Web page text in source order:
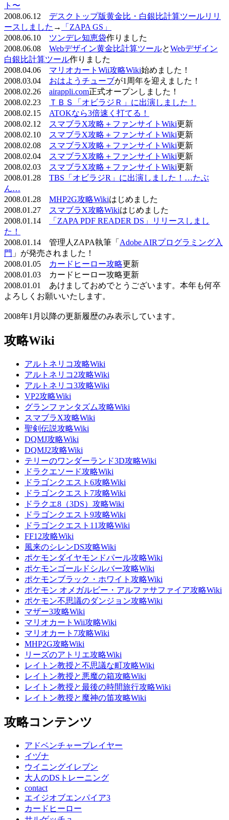
ト〜
2008.06.12 デスクトップ版黄金比・白銀比計算ツールリリ
ースしました →
「ZAPA GS」
2008.06.10 ツンデレ知恵袋作りました
2008.06.08 Webデザイン黄金比計算ツールとWebデザイン
白銀比計算ツール作りました
2008.04.06 マリオカートWii攻略Wiki始めました！
2008.03.04 おはようチューブが1周年を迎えました！
2008.02.26 airappli.com正式オープンしました！
2008.02.23
ＴＢＳ「オビラジＲ」に出演しました！
2008.02.15 ATOKなら3倍速く打てる！
2008.02.12
スマブラX攻略＋ファンサイトWiki更新
2008.02.10
スマブラX攻略＋ファンサイトWiki更新
2008.02.08
スマブラX攻略＋ファンサイトWiki更新
2008.02.04
スマブラX攻略＋ファンサイトWiki更新
2008.02.03
スマブラX攻略＋ファンサイトWiki更新
2008.01.28 TBS「オビラジR」に出演しました！…たぶ
ん…
2008.01.28 MHP2G攻略Wikiはじめました
2008.01.27
スマブラX攻略Wikiはじめました
2008.01.14
「ZAPA PDF READER DS」リリースしまし
た！
2008.01.14 管理人ZAPA執筆「 Adobe AIRプログラミング入
門 」が発売されました！
2008.01.05
カードヒーロー攻略更新
2008.01.03 カードヒーロー攻略更新
2008.01.01 あけましておめでとうございます。本年も何卒
よろしくお願いいたします。
2008年1月以降の更新履歴のみ表示しています。
攻略Wiki
アルトネリコ攻略Wiki
アルトネリコ2攻略Wiki
アルトネリコ3攻略Wiki
VP2攻略Wiki
グランファンタズム攻略Wiki
スマブラX攻略Wiki
聖剣伝説攻略Wiki
DQMJ攻略Wiki
DQMJ2攻略Wiki
テリーのワンダーランド3D攻略Wiki
ドラクエソード攻略Wiki
ドラゴンクエスト6攻略Wiki
ドラゴンクエスト7攻略Wiki
ドラクエ8（3DS）攻略Wiki
ドラゴンクエスト9攻略Wiki
ドラゴンクエスト11攻略Wiki
FF12攻略Wiki
風来のシレンDS攻略Wiki
ポケモンダイヤモンドパール攻略Wiki
ポケモンゴールドシルバー攻略Wiki
ポケモンブラック・ホワイト攻略Wiki
ポケモン オメガルビー・アルファサファイア攻略Wiki
ポケモン不思議のダンジョン攻略Wiki
マザー3攻略Wiki
マリオカートWii攻略Wiki
マリオカート7攻略Wiki
MHP2G攻略Wiki
リーズのアトリエ攻略Wiki
レイトン教授と不思議な町攻略Wiki
レイトン教授と悪魔の箱攻略Wiki
レイトン教授と最後の時間旅行攻略Wiki
レイトン教授と魔神の笛攻略Wiki
攻略コンテンツ
アドベンチャープレイヤー
イヅナ
ウイニングイレブン
大人のDSトレーニング
contact
エイジオブエンパイア3
カードヒーロー